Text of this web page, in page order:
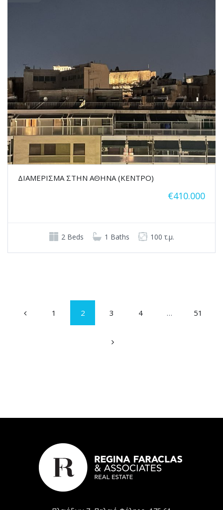
ΔΙΑΜΕΡΙΣΜΑ ΣΤΗΝ ΑΘΗΝΑ (ΚΕΝΤΡΟ)
€410.000
2 Beds 1 Baths 100 τ.μ.
1 2 3 4 … 51